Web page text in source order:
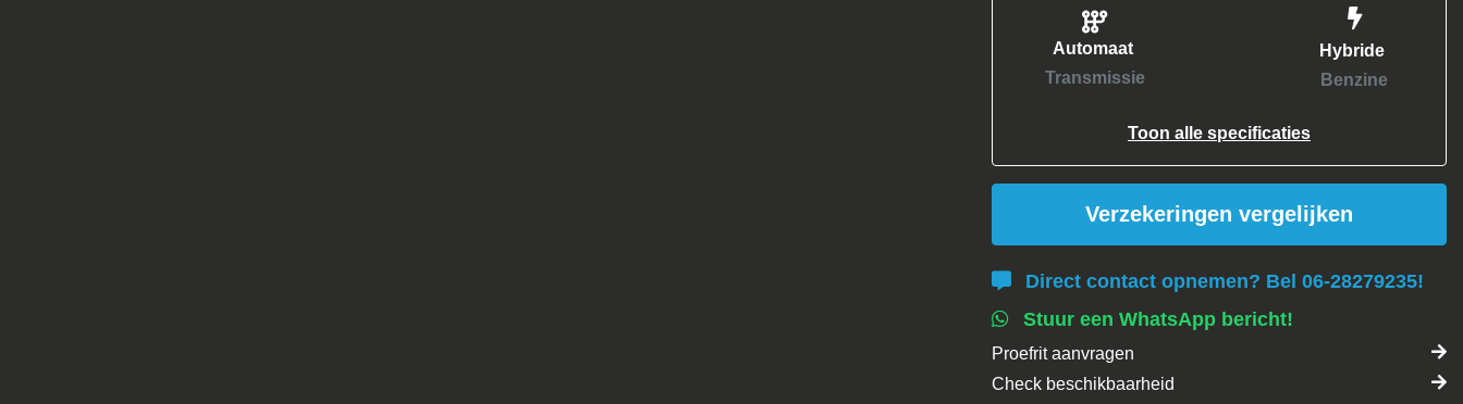
Automaat
Transmissie
Hybride
Benzine
Toon alle specificaties
Verzekeringen vergelijken
Direct contact opnemen? Bel 06-28279235!
Stuur een WhatsApp bericht!
Proefrit aanvragen
Check beschikbaarheid